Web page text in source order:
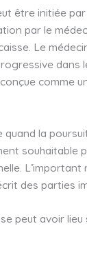
être initiée par
par le
Le
dans
comme
quand la
souhaitable
L’important
des parties
peut avoir